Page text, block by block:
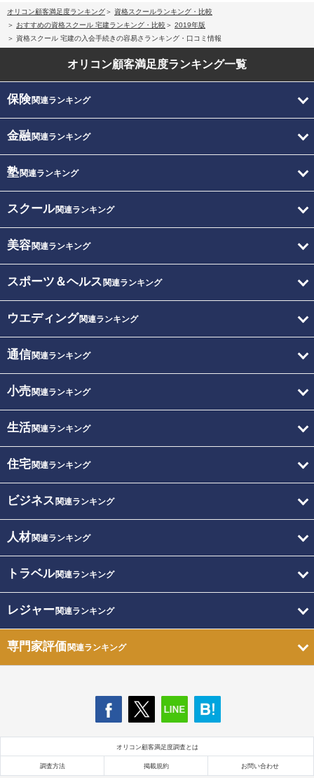
オリコン顧客満足度ランキング
資格スクールランキング・比較
おすすめの資格スクール 宅建ランキング・比較
2019年版
資格スクール 宅建の入会手続きの容易さランキング・口コミ情報
オリコン顧客満足度ランキング一覧
保険関連ランキング
金融関連ランキング
塾関連ランキング
スクール関連ランキング
美容関連ランキング
スポーツ＆ヘルス 関連ランキング
ウエディング関連ランキング
通信関連ランキング
小売関連ランキング
生活関連ランキング
住宅関連ランキング
ビジネス 関連ランキング
人材関連ランキング
トラベル関連ランキング
レジャー関連ランキング
専門家評価関連ランキング
オリコン顧客満足度調査とは
調査方法 掲載規約 お問い合わせ